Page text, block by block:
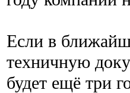
Если в
техничную
будет ещё три